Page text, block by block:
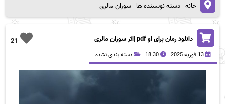
خانه-دسته نویسنده ها-سوزان مالری
21 دانلود رمان برای او pdf |اثر سوزان مالری
13 فوریه 2025 18:30 دسته بندی نشده